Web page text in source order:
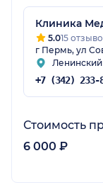
Клиника
5.015
г Пермь, ул
Стоимость
6 000 ₽